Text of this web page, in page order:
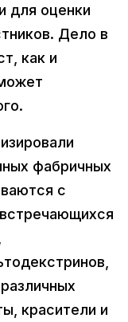
для оценки
Дело в
как и
фабричных
с
красители и